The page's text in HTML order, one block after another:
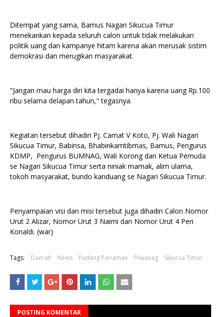
Ditempat yang sama, Bamus Nagari Sikucua Timur
menekankan kepada seluruh calon untuk tidak melakukan
politik uang dan kampanye hitam karena akan merusak sistim
demokrasi dan merugikan masyarakat.
"Jangan mau harga diri kita tergadai hanya karena uang Rp.100
ribu selama delapan tahun," tegasnya.
Kegiatan tersebut dihadiri Pj. Camat V Koto, Pj. Wali Nagari
Sikucua Timur, Babinsa, Bhabinkamtibmas, Bamus, Pengurus
KDMP, Pengurus BUMNAG, Wali Korong dan Ketua Pemuda
se Nagari Sikucua Timur serta niniak mamak, alim ulama,
tokoh masyarakat, bundo kanduang se Nagari Sikucua Timur.
Penyampaian visi dan misi tersebut juga dihadiri Calon Nomor
Urut 2 Alizar, Nomor Urut 3 Naimi dan Nomor Urut 4 Peri
Konaldi. (war)
Tags: Daerah News Padang Pariaman Pilwanag Sikucua Timur
POSTING KOMENTAR